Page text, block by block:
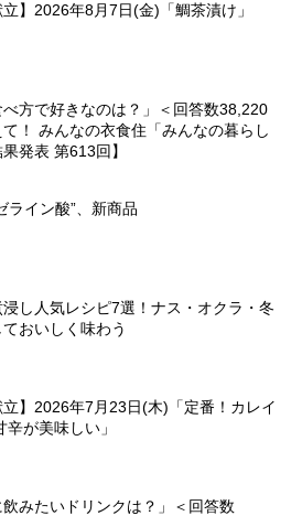
立】2026年8月7日(金)「鯛茶漬け」
べ方で好きなのは？」＜回答数38,220
！ みんなの衣食住「みんなの暮らし
発表 第613回】
ライン酸”、新商品
し人気レシピ7選！ナス・オクラ・冬
おいしく味わう
立】2026年7月23日(木)「定番！カレイ
が美味しい」
飲みたいドリンクは？」＜回答数